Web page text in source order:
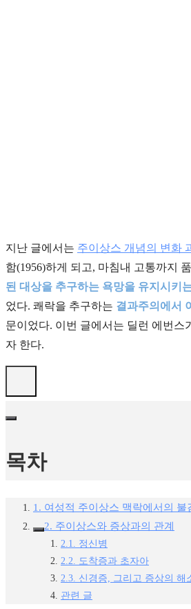
지난 글에서는 주이상스 개념의 변화
함(1956)하게 되고, 마침내 고통까지
된 대상을 추구하는 욕망을 유지시키
었다. 쾌락을 추구하는 결과주의에서
문이었다. 이번 글에서는 딜런 에번
자 한다.
목차
1. 여성적 주이상스 맥락에서의 불
2. 주이상스와 증상과의 관계
2.1. 정신병
2.2. 도착증과 초자아
2.3. 신경증, 그리고 증상의 해
관련 글